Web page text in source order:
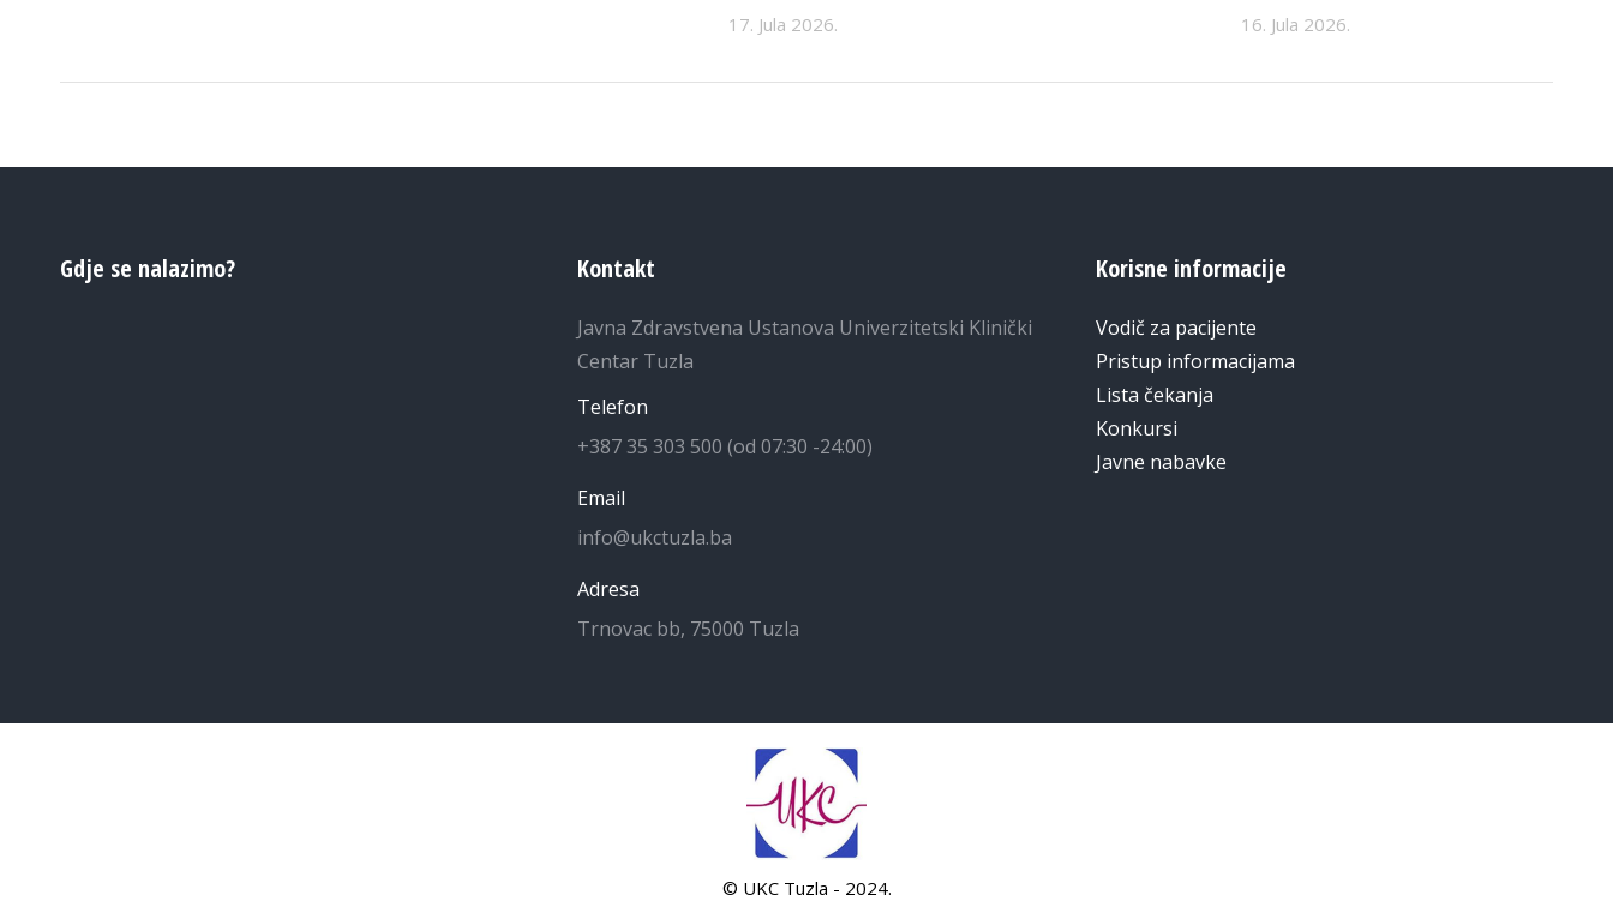
17. Jula 2026. 16. Jula 2026.
Gdje se nalazimo? Kontakt
Javna Zdravstvena Ustanova Univerzitetski Klinički
Centar Tuzla
Telefon
+387 35 303 500 (od 07:30 -24:00)
Email
info@ukctuzla.ba
Adresa
Trnovac bb, 75000 Tuzla
Korisne informacije
Vodič za pacijente
Pristup informacijama
Lista čekanja
Konkursi
Javne nabavke
© UKC Tuzla - 2024.